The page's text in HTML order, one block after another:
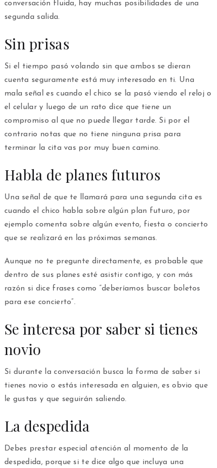
conversación fluida, hay muchas posibilidades de una
segunda salida.
Sin prisas
Si el tiempo pasó volando sin que ambos se dieran
cuenta seguramente está muy interesado en ti. Una
mala señal es cuando el chico se la pasó viendo el reloj o
el celular y luego de un rato dice que tiene un
compromiso al que no puede llegar tarde. Si por el
contrario notas que no tiene ninguna prisa para
terminar la cita vas por muy buen camino.
Habla de planes futuros
Una señal de que te llamará para una segunda cita es
cuando el chico habla sobre algún plan futuro, por
ejemplo comenta sobre algún evento, fiesta o concierto
que se realizará en las próximas semanas.
Aunque no te pregunte directamente, es probable que
dentro de sus planes esté asistir contigo, y con más
razón si dice frases como “deberíamos buscar boletos
para ese concierto”.
Se interesa por saber si tienes
novio
Si durante la conversación busca la forma de saber si
tienes novio o estás interesada en alguien, es obvio que
le gustas y que seguirán saliendo.
La despedida
Debes prestar especial atención al momento de la
despedida, porque si te dice algo que incluya una